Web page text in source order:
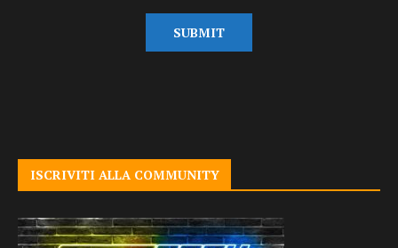
ISCRIVITI ALLA COMMUNITY